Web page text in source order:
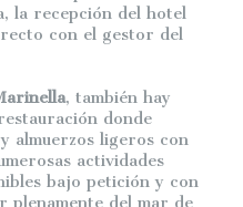
la recepción del hotel
con el gestor del
, también hay
donde
almuerzos ligeros con
actividades
bajo petición y con
plenamente del mar de